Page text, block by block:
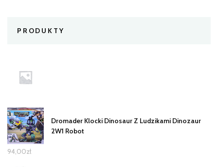
PRODUKTY
Dromader Klocki Dinosaur Z Ludzikami Dinozaur
2W1 Robot
94,00zł